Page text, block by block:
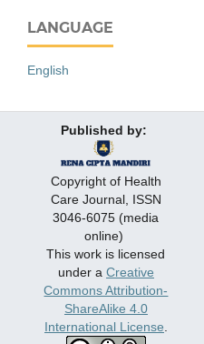
LANGUAGE
English
Published by:
Copyright of Health
Care Journal, ISSN
3046-6075 (media
online)
This work is licensed
under a Creative
Commons Attribution-
ShareAlike 4.0
International License.